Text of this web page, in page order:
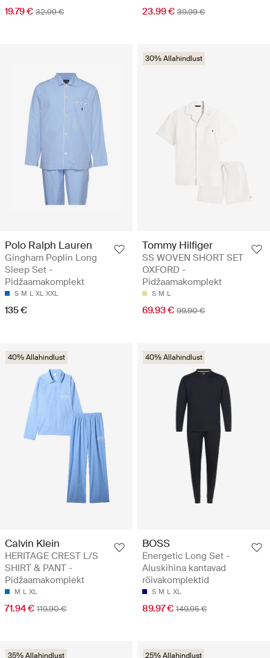
19.79 € 32.99 € 23.99 € 39.99 €
Polo Ralph Lauren
Gingham Poplin Long
Sleep Set -
Pidžaamakomplekt
S M L XL XXL
135 €
30% Allahindlust
Tommy Hilfiger
SS WOVEN SHORT SET
OXFORD -
Pidžaamakomplekt
S M L
69.93 € 99.90 €
40% Allahindlust
Calvin Klein
HERITAGE CREST L/S
SHIRT & PANT -
Pidžaamakomplekt
M L XL
71.94 € 119.90 €
40% Allahindlust
BOSS
Energetic Long Set -
Aluskihina kantavad
rõivakomplektid
S M L XL
89.97 € 149.95 €
35% Allahindlust 25% Allahindlust